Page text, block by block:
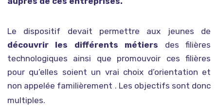
Le dispositif devait permettre aux jeunes de
découvrir les différents métiers des filières
technologiques ainsi que promouvoir ces filières
pour qu’elles soient un vrai choix d’orientation et
non appelée familièrement . Les objectifs sont donc
multiples.